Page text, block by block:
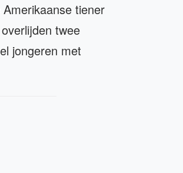
tiener
twee
jongeren met